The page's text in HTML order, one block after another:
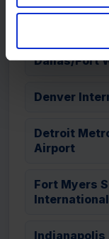
Cleveland
Dallas/Fort
Denver
Detroit
Airport
Fort Myers